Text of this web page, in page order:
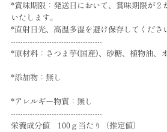
*賞味期限：発送日において、賞味期限が２
いたします。
*直射日光、高温多湿を避け保存してくださ
--------------------------------------
*原材料：さつま芋(国産)、砂糖、植物油、
*添加物：無し
*アレルギー物質：無し
--------------------------------------
栄養成分値 100ｇ当たり（推定値）